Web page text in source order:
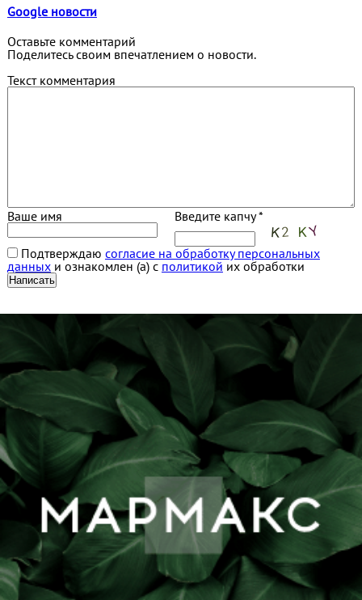
Google новости
Оставьте комментарий
Поделитесь своим впечатлением о новости.
Текст комментария
Ваше имя Введите капчу *
Подтверждаю согласие на обработку персональных
данныхи ознакомлен (а) с политикой их обработки